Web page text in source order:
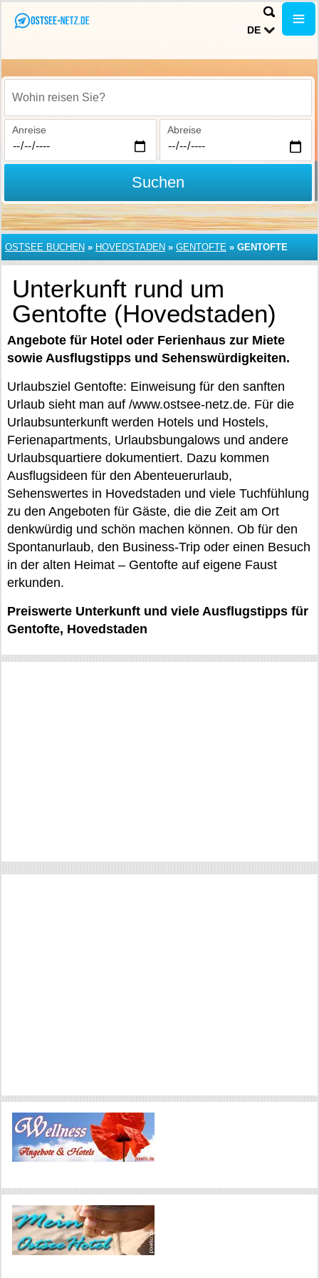
DE
Wohin reisen Sie?
Anreise Abreise
Suchen
OSTSEE BUCHEN » HOVEDSTADEN » GENTOFTE » GENTOFTE
Unterkunft rund um
Gentofte (Hovedstaden)
Angebote für Hotel oder Ferienhaus zur Miete
sowie Ausflugstipps und Sehenswürdigkeiten.
Urlaubsziel Gentofte: Einweisung für den sanften
Urlaub sieht man auf /www.ostsee-netz.de. Für die
Urlaubsunterkunft werden Hotels und Hostels,
Ferienapartments, Urlaubsbungalows und andere
Urlaubsquartiere dokumentiert. Dazu kommen
Ausflugsideen für den Abenteuerurlaub,
Sehenswertes in Hovedstaden und viele Tuchfühlung
zu den Angeboten für Gäste, die die Zeit am Ort
denkwürdig und schön machen können. Ob für den
Spontanurlaub, den Business-Trip oder einen Besuch
in der alten Heimat – Gentofte auf eigene Faust
erkunden.
Preiswerte Unterkunft und viele Ausflugstipps für
Gentofte, Hovedstaden